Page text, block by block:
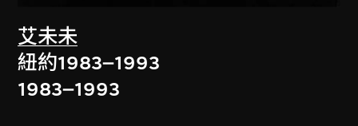
艾未未
紐約1983–1993
1983–1993